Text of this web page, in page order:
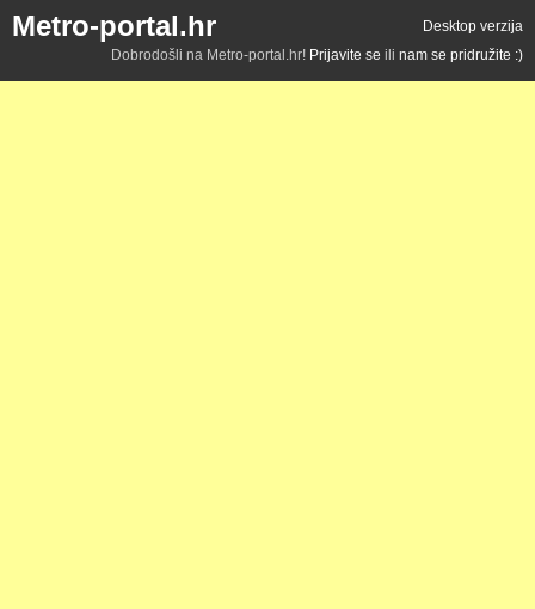
Metro-portal.hr
Desktop verzija
Dobrodošli na Metro-portal.hr! Prijavite se ili nam se pridružite :)